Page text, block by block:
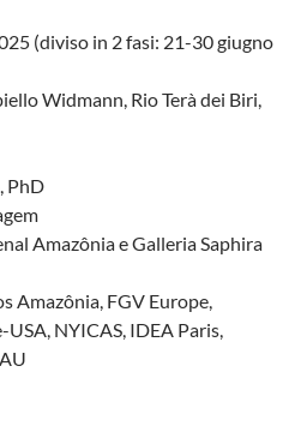
(diviso in 2 fasi: 21-30 giugno
Widmann, Rio Terà dei Biri,
PhD
Amazônia e Galleria Saphira
Amazônia, FGV Europe,
NYICAS, IDEA Paris,